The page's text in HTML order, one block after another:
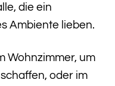
die ein
Ambiente lieben.
Wohnzimmer, um
oder im